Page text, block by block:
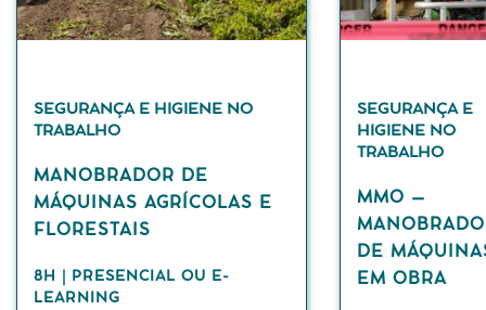
SEGURANÇA E HIGIENE NO
TRABALHO
MANOBRADOR DE
MÁQUINAS AGRÍCOLAS E
FLORESTAIS
8H | PRESENCIAL OU E-
LEARNING
SEGURANÇA E
HIGIENE NO
TRABALHO
MMO –
DE
EM OBRA